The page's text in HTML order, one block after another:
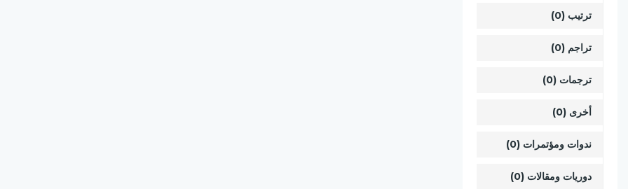
ترتيب (0)
تراجم (0)
ترجمات (0)
أخرى (0)
ندوات ومؤتمرات (0)
دوريات ومقالات (0)